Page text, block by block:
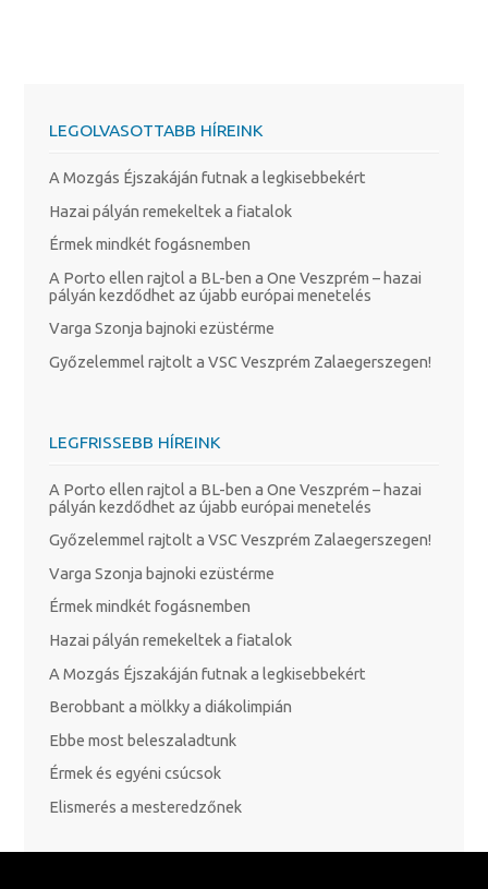
LEGOLVASOTTABB HÍREINK
A Mozgás Éjszakáján futnak a legkisebbekért
Hazai pályán remekeltek a fiatalok
Érmek mindkét fogásnemben
A Porto ellen rajtol a BL-ben a One Veszprém – hazai
pályán kezdődhet az újabb európai menetelés
Varga Szonja bajnoki ezüstérme
Győzelemmel rajtolt a VSC Veszprém Zalaegerszegen!
LEGFRISSEBB HÍREINK
A Porto ellen rajtol a BL-ben a One Veszprém – hazai
pályán kezdődhet az újabb európai menetelés
Győzelemmel rajtolt a VSC Veszprém Zalaegerszegen!
Varga Szonja bajnoki ezüstérme
Érmek mindkét fogásnemben
Hazai pályán remekeltek a fiatalok
A Mozgás Éjszakáján futnak a legkisebbekért
Berobbant a mölkky a diákolimpián
Ebbe most beleszaladtunk
Érmek és egyéni csúcsok
Elismerés a mesteredzőnek